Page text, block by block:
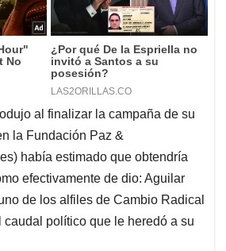
al finalizar la campaña de su
la Fundación Paz &
había estimado que obtendría
efectivamente de dio: Aguilar
de los alfiles de Cambio Radical
político que le heredó a su